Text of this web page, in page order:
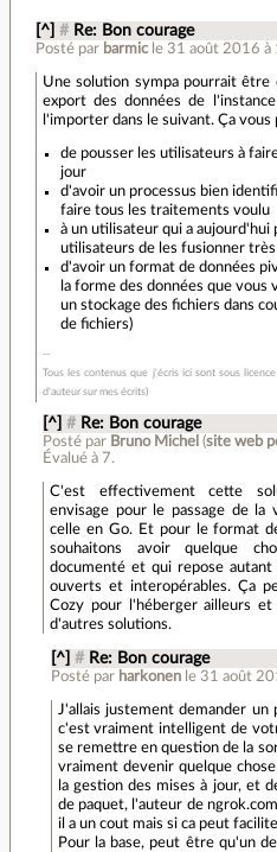
[^] # Re: Bon courage
Posté par barmic le 31 août 2016 à
Une solution sympa pourrait être
export des données de
l'importer dans le suivant. Ça vous
de pousser les utilisateurs à
jour
d'avoir un processus bien
faire tous les traitements voulu
à un utilisateur qui a aujourd'hui
utilisateurs de les fusionner
d'avoir un format de données
la forme des données que vous
un stockage des fichiers dans
de fichiers)
Tous les contenus que j'écris ici sont sous
d'auteur sur mes écrits)
[^] # Re: Bon courage
Posté par Bruno Michel (site web
Évalué à7.
C'est effectivement cette
envisage pour le passage de la
celle en Go. Et pour le format
souhaitons avoir quelque
documenté et qui repose
ouverts et interopérables. Ça
Cozy pour l'héberger ailleurs
d'autres solutions.
[^] # Re: Bon courage
Posté par harkonen le 31 août
J'allais justement demander un
c'est vraiment intelligent de
se remettre en question de la
vraiment devenir quelque
la gestion des mises à jour, et
de paquet, l'auteur de
il a un cout mais si ca peut
Pour la base, peut être qu'un